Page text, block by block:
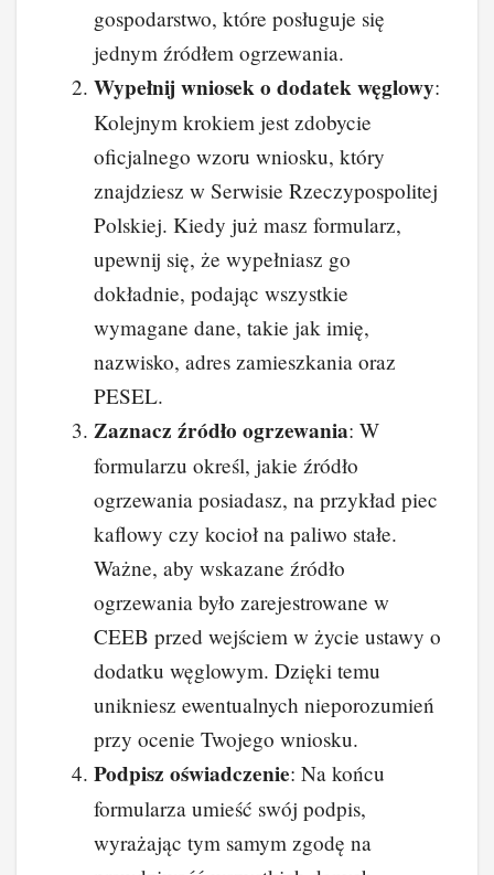
gospodarstwo, które posługuje się
jednym źródłem ogrzewania.
Wypełnij wniosek o dodatek węglowy:
Kolejnym krokiem jest zdobycie
oficjalnego wzoru wniosku, który
znajdziesz w Serwisie Rzeczypospolitej
Polskiej. Kiedy już masz formularz,
upewnij się, że wypełniasz go
dokładnie, podając wszystkie
wymagane dane, takie jak imię,
nazwisko, adres zamieszkania oraz
PESEL.
Zaznacz źródło ogrzewania: W
formularzu określ, jakie źródło
ogrzewania posiadasz, na przykład piec
kaflowy czy kocioł na paliwo stałe.
Ważne, aby wskazane źródło
ogrzewania było zarejestrowane w
CEEB przed wejściem w życie ustawy o
dodatku węglowym. Dzięki temu
unikniesz ewentualnych nieporozumień
przy ocenie Twojego wniosku.
Podpisz oświadczenie: Na końcu
formularza umieść swój podpis,
wyrażając tym samym zgodę na